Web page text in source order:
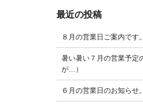
最近の投稿
８月の営業日ご案内です。
暑い暑い７月の営業予定
が…）
６月の営業日のお知らせ。